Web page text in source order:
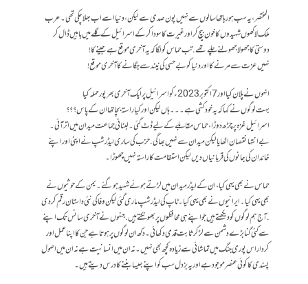
المختصر، یہ سب ہو رہا تھا سالوں سے نہیں پون صدی سے لیکن، دنیا اسے اب بھلا چکی تھی ۔ عرب
ملک لاکھوں شہیدوں کا خون بیچ کر اور غیرت کا سودا کر کےاسرائیل کے گلے میں باہیں ڈال کر
دوستی کا جھولا جھولنے چلے تھے . تب حماس کو لگا کہ یہ آخری موقع ہے جینے کا !
نہیں عزت سے مرنے کا اور دنیا کو بے حسی کی نیند سے جگانے کا آخری موقع !
انہوں نے پلان کیا اور 7 اکتوبر 2023 ء کو اسرائیل پر ایک آخری بھرپور حملہ کیا
بہت لوگوں نے کہا کہ یہ خودکشی ہے ۔۔۔ ہاں لیکن اور کیا راستہ بچا تھا ان کے پاس ؟؟؟
اسرائیل غزہ پر چڑھ دوڑا، حماس مقابلے کے لیے ڈٹ گئی ۔ لبنانی جماعت میدان میں اتر آئی ۔
بے انتہا نقصان اٹھایا لیکن میدان سے نہیں بھاگی. حزب کی ساری لیڈر شپ نے اپنی اور اپنے
خاندان کی جانوں کی قربانیاں دیں لیکن استقامت کا راستہ نہیں چھوڑا ۔
حماس نے بھی یہی کیا، ان کے لیڈر میدان میں لڑتے ہوئے شہید ہوگئے ۔ یمن کے حوثیوں نے
بھی یہی کیا ۔ ایرانیوں نے بھی یہی کیا ۔ ٹاپ کی لیڈر شپ ماری گئی لیکن وفا کی نئی داستان رقم کر دی
. آج ہم لوگوں کو دیکھتے ہیں جو اپنے ہی محافظوں پر بھونکتے ہیں. جنہوں نے آخری سانس تک اپنے
سے کئی گنا بڑے دشمن سے لڑ کر ثابت قدمی دکھائی ۔ دکھ ان لوگوں پر ہوتا ہے جن کا اپنا عمل اور
کردار اس پوری جنگ میں تماشائی سے زیادہ کچھ بھی نہیں۔ نہ ان میں انسانیت ہے نہ ان میں اصول
پسندی کا کوئی عنصر موجود ہے اور یہ بزدل سب کو اپنے جیسا بننے کا درس دیتے ہیں ۔